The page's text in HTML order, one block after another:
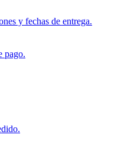
y fechas de entrega.
pago.